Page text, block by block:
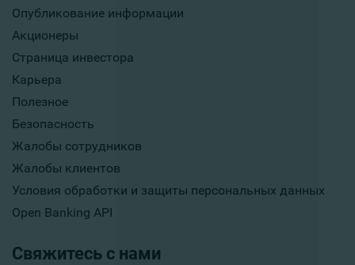
Опубликование информации
Акционеры
Страница инвестора
Карьера
Полезное
Безопасность
Жалобы сотрудников
Жалобы клиентов
Условия обработки и защиты персональных данных
Open Banking API
Свяжитесь с нами